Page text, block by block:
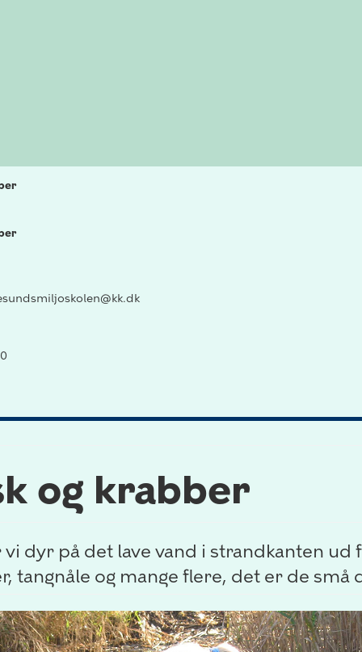
og krabber
dyr på det lave vand i strandkanten
tangnåle og mange flere, det er de